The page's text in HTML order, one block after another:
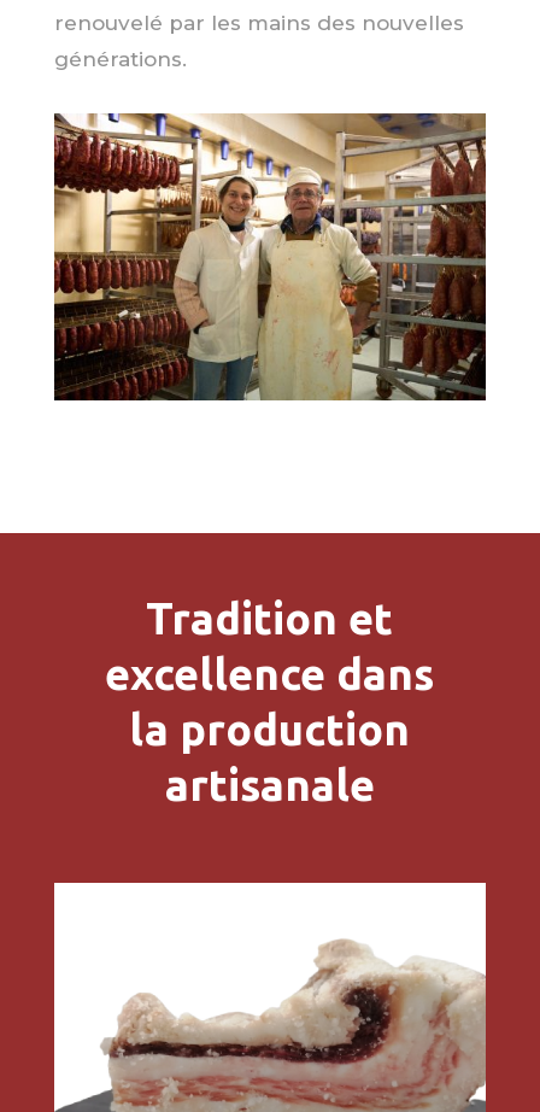
renouvelé par les mains des nouvelles
générations.
Tradition et
excellence dans
la production
artisanale